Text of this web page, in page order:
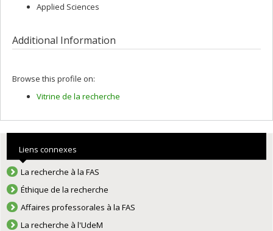
Applied Sciences
Additional Information
Browse this profile on:
Vitrine de la recherche
Liens connexes
La recherche à la FAS
Éthique de la recherche
Affaires professorales à la FAS
La recherche à l'UdeM